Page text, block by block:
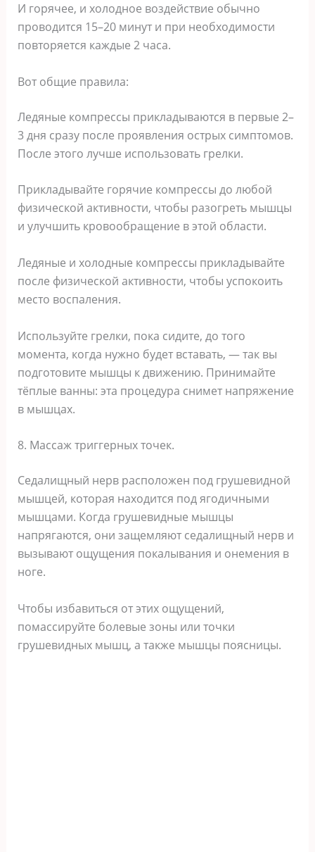
И горячее, и холодное воздействие обычно
проводится 15–20 минут и при необходимости
повторяется каждые 2 часа.
Вот общие правила:
Ледяные компрессы прикладываются в первые 2–
3 дня сразу после проявления острых симптомов.
После этого лучше использовать грелки.
Прикладывайте горячие компрессы до любой
физической активности, чтобы разогреть мышцы
и улучшить кровообращение в этой области.
Ледяные и холодные компрессы прикладывайте
после физической активности, чтобы успокоить
место воспаления.
Используйте грелки, пока сидите, до того
момента, когда нужно будет вставать, — так вы
подготовите мышцы к движению. Принимайте
тёплые ванны: эта процедура снимет напряжение
в мышцах.
8. Массаж триггерных точек.
Седалищный нерв расположен под грушевидной
мышцей, которая находится под ягодичными
мышцами. Когда грушевидные мышцы
напрягаются, они защемляют седалищный нерв и
вызывают ощущения покалывания и онемения в
ноге.
Чтобы избавиться от этих ощущений,
помассируйте болевые зоны или точки
грушевидных мышц, а также мышцы поясницы.